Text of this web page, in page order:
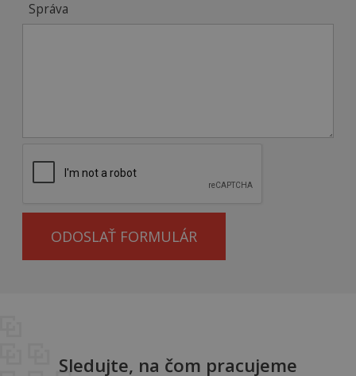
Správa
ODOSLAŤ FORMULÁR
Sledujte, na čom pracujeme